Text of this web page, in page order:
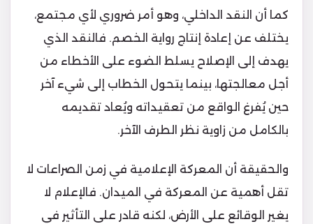
كما أن النقد الداخلي، وهو أمر ضروري لأي مجتمع،
يختلف عن إعادة إنتاج رواية الخصم. فالنقد الذي
يهدف إلى الإصلاح يسلط الضوء على الأخطاء من
أجل معالجتها، بينما يتحول الخطاب إلى شيء آخر
حين يُفرغ الواقع من تعقيداته ويُعاد تقديمه
بالكامل من زاوية نظر الطرف الآخر.
والحقيقة أن المعركة الإعلامية في زمن الصراعات لا
تقل أهمية عن المعركة في الميدان. فالإعلام لا
يغير الوقائع على الأرض، لكنه قادر على التأثير في